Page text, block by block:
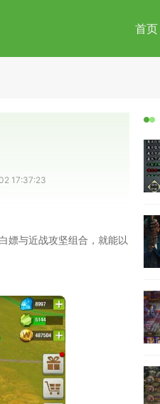
首页
17:37:23
嫖与近战攻坚组合，就能以